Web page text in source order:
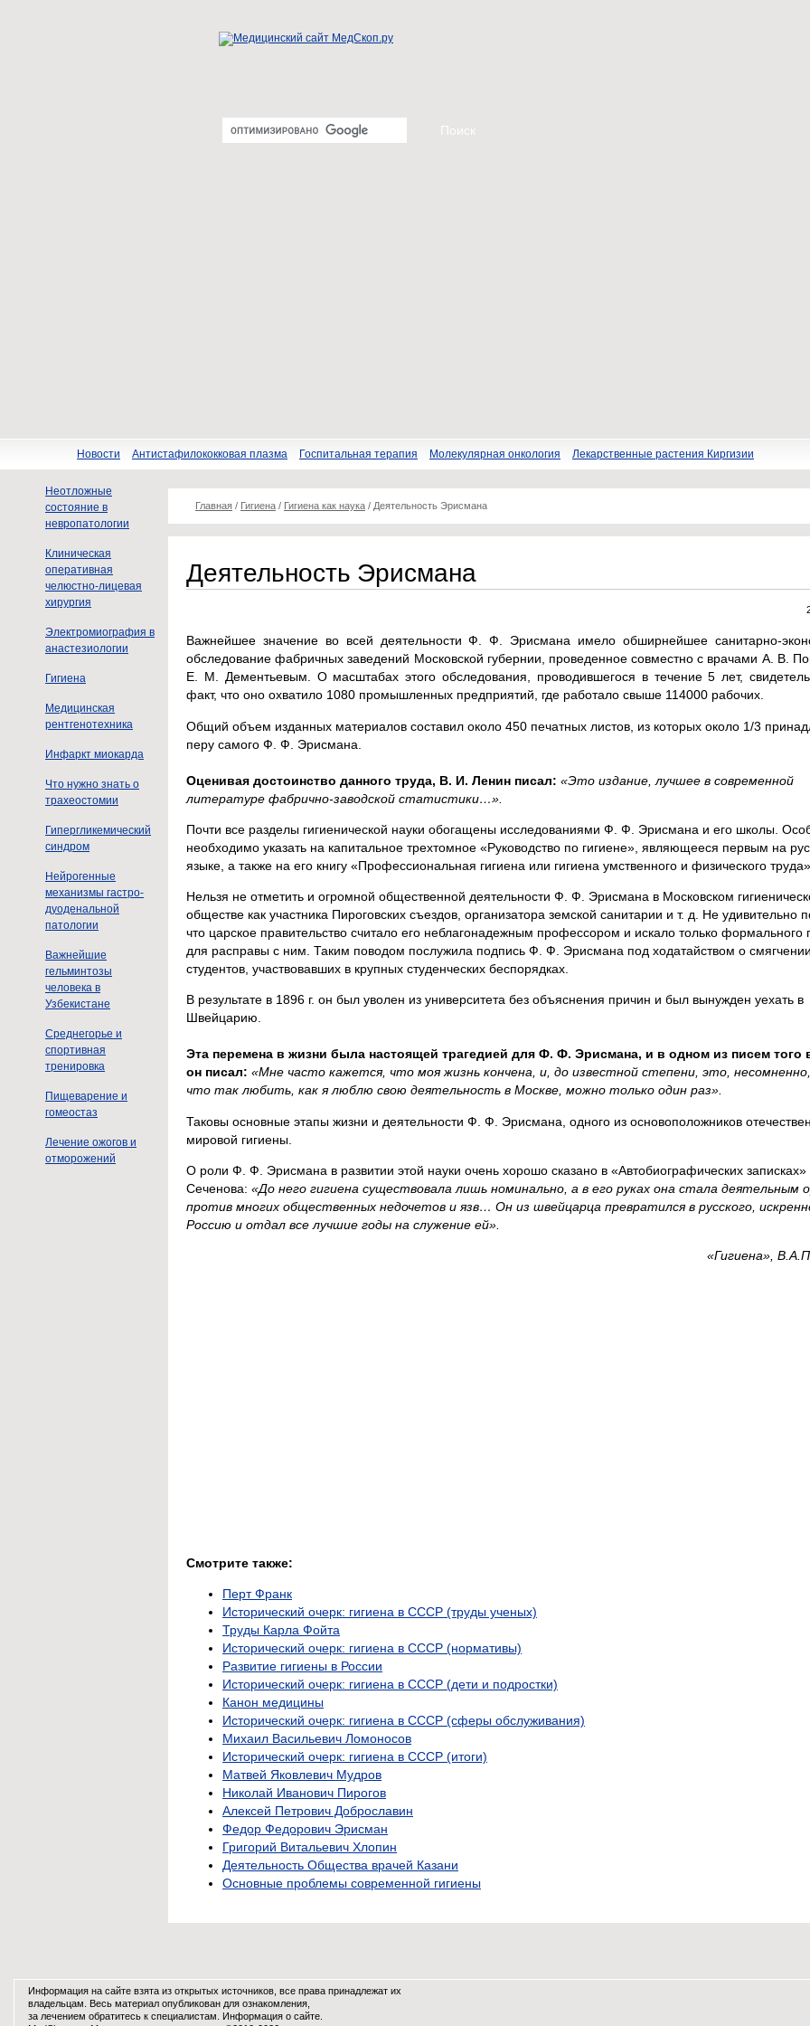
Новости Антистафилококковая плазма Госпитальная терапия Молекулярная онкология Лекарственные растения Киргизии
Неотложные
состояние в
невропатологии
Клиническая
оперативная
челюстно-лицевая
хирургия
Электромиография в
анастезиологии
Гигиена
Медицинская
рентгенотехника
Инфаркт миокарда
Что нужно знать о
трахеостомии
Гипергликемический
синдром
Нейрогенные
механизмы гастро-
дуоденальной
патологии
Важнейшие
гельминтозы
человека в
Узбекистане
Среднегорье и
спортивная
тренировка
Пищеварение и
гомеостаз
Лечение ожогов и
отморожений
Главная / Гигиена / Гигиена как наука / Деятельность Эрисмана
Деятельность Эрисмана
Важнейшее значение во всей деятельности Ф. Ф. Эрисмана имело обширнейшее санитарно-
обследование фабричных заведений Московской губернии, проведенное совместно с врачами А. В.
Е. М. Дементьевым. О масштабах этого обследования, проводившегося в течение 5 лет,
факт, что оно охватило 1080 промышленных предприятий, где работало свыше 114000 рабочих.
Общий объем изданных материалов составил около 450 печатных листов, из которых около 1/3
перу самого Ф. Ф. Эрисмана.
Оценивая достоинство данного труда, В. И. Ленин писал: «Это издание, лучшее в современной
литературе фабрично-заводской статистики…».
Почти все разделы гигиенической науки обогащены исследованиями Ф. Ф. Эрисмана и его школы.
необходимо указать на капитальное трехтомное «Руководство по гигиене», являющееся первым на
языке, а также на его книгу «Профессиональная гигиена или гигиена умственного и физического труда».
Нельзя не отметить и огромной общественной деятельности Ф. Ф. Эрисмана в Московском
обществе как участника Пироговских съездов, организатора земской санитарии и т. д. Не удивительно
что царское правительство считало его неблагонадежным профессором и искало только формального
для расправы с ним. Таким поводом послужила подпись Ф. Ф. Эрисмана под ходатайством о смягчении
студентов, участвовавших в крупных студенческих беспорядках.
В результате в 1896 г. он был уволен из университета без объяснения причин и был вынужден уехать в
Швейцарию.
Эта перемена в жизни была настоящей трагедией для Ф. Ф. Эрисмана, и в одном из писем того
он писал: «Мне часто кажется, что моя жизнь кончена, и, до известной степени, это,
что так любить, как я люблю свою деятельность в Москве, можно только один раз».
Таковы основные этапы жизни и деятельности Ф. Ф. Эрисмана, одного из основоположников
мировой гигиены.
О роли Ф. Ф. Эрисмана в развитии этой науки очень хорошо сказано в «Автобиографических
Сеченова: «До него гигиена существовала лишь номинально, а в его руках она стала деятельным
против многих общественных недочетов и язв… Он из швейцарца превратился в русского,
Россию и отдал все лучшие годы на служение ей».
«Гигиена»,
Смотрите также:
Перт Франк
Исторический очерк: гигиена в СССР (труды ученых)
Труды Карла Фойта
Исторический очерк: гигиена в СССР (нормативы)
Развитие гигиены в России
Исторический очерк: гигиена в СССР (дети и подростки)
Канон медицины
Исторический очерк: гигиена в СССР (сферы обслуживания)
Михаил Васильевич Ломоносов
Исторический очерк: гигиена в СССР (итоги)
Матвей Яковлевич Мудров
Николай Иванович Пирогов
Алексей Петрович Доброславин
Федор Федорович Эрисман
Григорий Витальевич Хлопин
Деятельность Общества врачей Казани
Основные проблемы современной гигиены
Информация на сайте взята из открытых источников, все права принадлежат их
владельцам. Весь материал опубликован для ознакомления,
за лечением обратитесь к специалистам. Информация о сайте